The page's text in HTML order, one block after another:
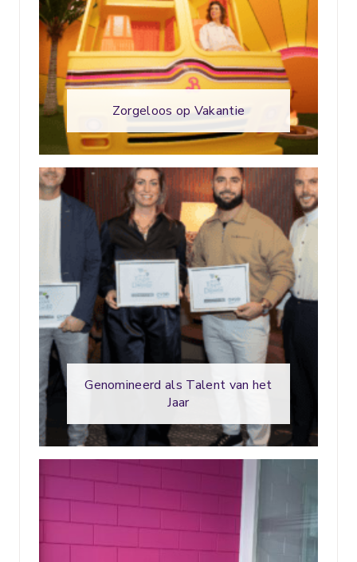
Zorgeloos op Vakantie
Genomineerd als Talent van het
Jaar